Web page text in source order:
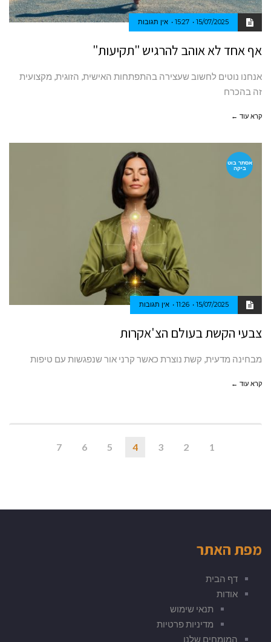
15/07/2025
15:27 אין תגובות
אף אחד לא אוהב להרגיש "תקיעות"
אנחנו נוטים לחשוב שעצירה בהתפתחות האישית, הזוגית, מקצועית
זה בהכרח
קרא עוד ←
אסתר בוט
ביקה
15/07/2025
11:26 אין תגובות
צבעי הקשת בעולם הצ'אקרות
מבחינה מדעית, קשת נוצרת כאשר קרני אור שנפגשות עם טיפות
קרא עוד ←
1
2
3
4
5
6
7
מפת האתר
דף הבית
אודות
תנאי שימוש
מדיניות פרטיות
המומחים שלנו